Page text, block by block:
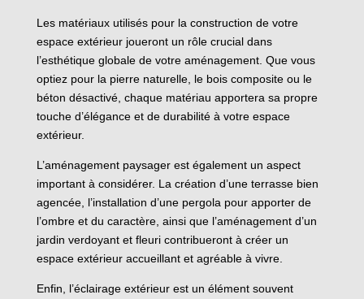
Les matériaux utilisés pour la construction de votre
espace extérieur joueront un rôle crucial dans
l’esthétique globale de votre aménagement. Que vous
optiez pour la pierre naturelle, le bois composite ou le
béton désactivé, chaque matériau apportera sa propre
touche d’élégance et de durabilité à votre espace
extérieur.
L’aménagement paysager est également un aspect
important à considérer. La création d’une terrasse bien
agencée, l’installation d’une pergola pour apporter de
l’ombre et du caractère, ainsi que l’aménagement d’un
jardin verdoyant et fleuri contribueront à créer un
espace extérieur accueillant et agréable à vivre.
Enfin, l’éclairage extérieur est un élément souvent